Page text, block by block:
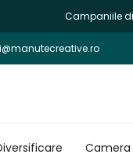
Campaniile
Camera